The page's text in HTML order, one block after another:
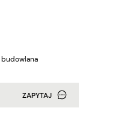
budowlana
ZAPYTAJ